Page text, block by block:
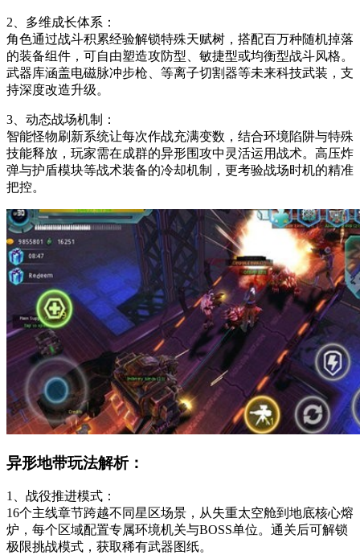
2、多维成长体系：
角色通过战斗积累经验解锁特殊天赋树，搭配百万种随机掉落
的装备组件，可自由塑造攻防型、敏捷型或均衡型战斗风格。
武器库涵盖电磁脉冲步枪、等离子切割器等未来科技武装，支
持深度改造升级。
3、动态战场机制：
智能怪物刷新系统让每次作战充满变数，结合环境陷阱与特殊
技能释放，玩家需在成群的异形围攻中灵活运用战术。高压炸
弹与护盾模块等战术装备的冷却机制，更考验战场时机的精准
把控。
异形地带玩法解析：
1、战役推进模式：
16个主线章节跨越不同星区场景，从失重太空舱到地底核心熔
炉，每个区域配置专属环境机关与BOSS单位。通关后可解锁
极限挑战模式，获取稀有武器图纸。